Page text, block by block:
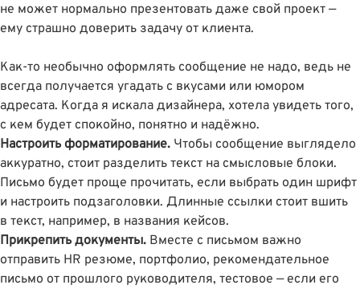
не может нормально презентовать даже свой проект —
ему страшно доверить задачу от клиента.
Как-то необычно оформлять сообщение не надо, ведь не
всегда получается угадать с вкусами или юмором
адресата. Когда я искала дизайнера, хотела увидеть того,
с кем будет спокойно, понятно и надёжно.
Настроить форматирование. Чтобы сообщение выглядело
аккуратно, стоит разделить текст на смысловые блоки.
Письмо будет проще прочитать, если выбрать один шрифт
и настроить подзаголовки. Длинные ссылки стоит вшить
в текст, например, в названия кейсов.
Прикрепить документы. Вместе с письмом важно
отправить HR резюме, портфолио, рекомендательное
письмо от прошлого руководителя, тестовое — если его